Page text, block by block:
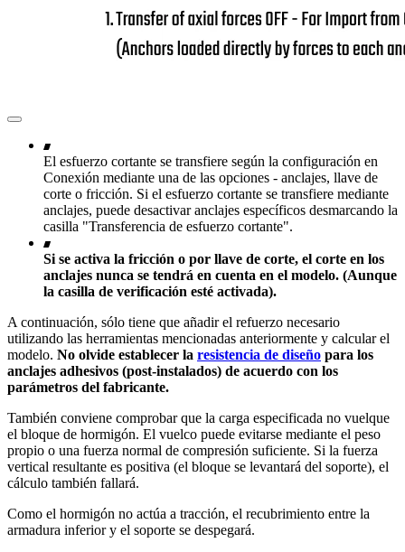
El esfuerzo cortante se transfiere según la configuración en
Conexión mediante una de las opciones - anclajes, llave de
corte o fricción. Si el esfuerzo cortante se transfiere mediante
anclajes, puede desactivar anclajes específicos desmarcando la
casilla "Transferencia de esfuerzo cortante".
Si se activa la fricción o por llave de corte, el corte en los
anclajes nunca se tendrá en cuenta en el modelo. (Aunque
la casilla de verificación esté activada).
A continuación, sólo tiene que añadir el refuerzo necesario
utilizando las herramientas mencionadas anteriormente y calcular el
modelo. No olvide establecer la resistencia de diseño para los
anclajes adhesivos (post-instalados) de acuerdo con los
parámetros del fabricante.
También conviene comprobar que la carga especificada no vuelque
el bloque de hormigón. El vuelco puede evitarse mediante el peso
propio o una fuerza normal de compresión suficiente. Si la fuerza
vertical resultante es positiva (el bloque se levantará del soporte), el
cálculo también fallará.
Como el hormigón no actúa a tracción, el recubrimiento entre la
armadura inferior y el soporte se despegará.